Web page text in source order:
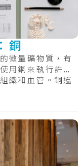
銅
微量礦物質，有
用銅來執行許多
織和血管。銅還